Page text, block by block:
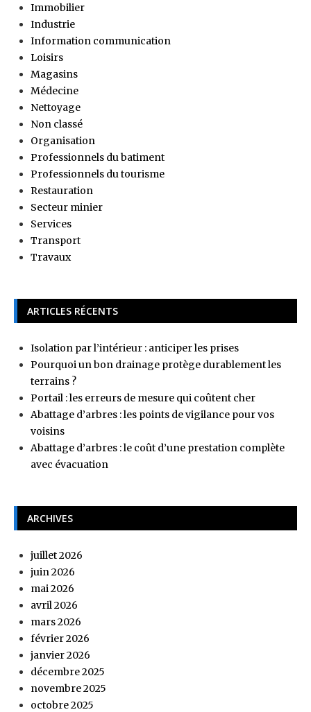
Immobilier
Industrie
Information communication
Loisirs
Magasins
Médecine
Nettoyage
Non classé
Organisation
Professionnels du batiment
Professionnels du tourisme
Restauration
Secteur minier
Services
Transport
Travaux
ARTICLES RÉCENTS
Isolation par l’intérieur : anticiper les prises
Pourquoi un bon drainage protège durablement les
terrains ?
Portail : les erreurs de mesure qui coûtent cher
Abattage d’arbres : les points de vigilance pour vos
voisins
Abattage d’arbres : le coût d’une prestation complète
avec évacuation
ARCHIVES
juillet 2026
juin 2026
mai 2026
avril 2026
mars 2026
février 2026
janvier 2026
décembre 2025
novembre 2025
octobre 2025